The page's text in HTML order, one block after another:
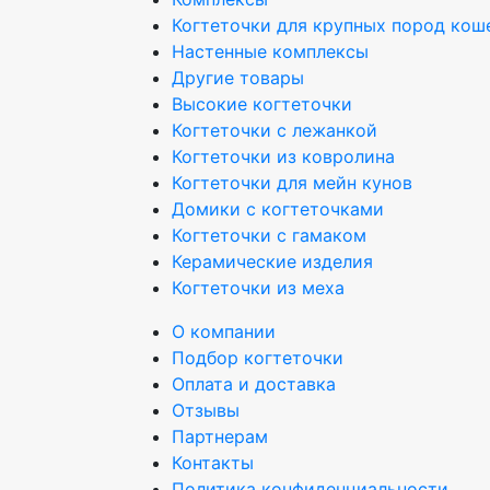
Когтеточки для крупных пород
Настенные комплексы
Другие товары
Высокие когтеточки
Когтеточки с лежанкой
Когтеточки из ковролина
Когтеточки для мейн кунов
Домики с когтеточками
Когтеточки с гамаком
Керамические изделия
Когтеточки из меха
О компании
Подбор когтеточки
Оплата и доставка
Отзывы
Партнерам
Контакты